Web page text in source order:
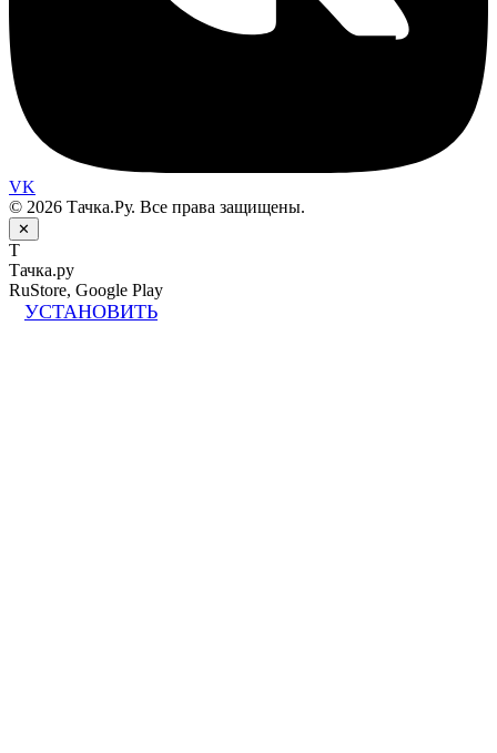
VK
© 2026 Тачка.Ру. Все права защищены.
✕
Т
Тачка.ру
RuStore, Google Play
УСТАНОВИТЬ